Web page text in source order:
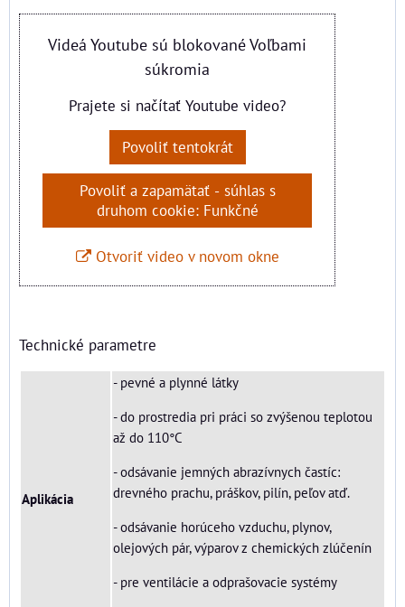
Videá Youtube sú blokované Voľbami
súkromia
Prajete si načítať Youtube video?
Povoliť tentokrát
Povoliť a zapamätať - súhlas s
druhom cookie: Funkčné
Otvoriť video v novom okne
Technické parametre
Aplikácia
- pevné a plynné látky
- do prostredia pri práci so zvýšenou teplotou
až do 110°C
- odsávanie jemných abrazívnych častíc:
drevného prachu, práškov, pilín, peľov atď.
- odsávanie horúceho vzduchu, plynov,
olejových pár, výparov z chemických zlúčenín
- pre ventilácie a odprašovacie systémy